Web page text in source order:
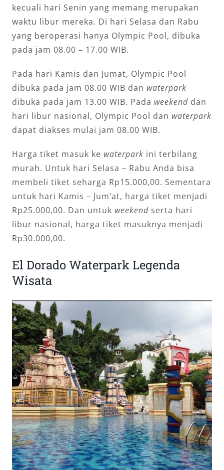
kecuali hari Senin yang memang merupakan
waktu libur mereka. Di hari Selasa dan Rabu
yang beroperasi hanya Olympic Pool, dibuka
pada jam 08.00 – 17.00 WIB.
Pada hari Kamis dan Jumat, Olympic Pool
dibuka pada jam 08.00 WIB dan waterpark
dibuka pada jam 13.00 WIB. Pada weekend dan
hari libur nasional, Olympic Pool dan waterpark
dapat diakses mulai jam 08.00 WIB.
Harga tiket masuk ke waterpark ini terbilang
murah. Untuk hari Selasa – Rabu Anda bisa
membeli tiket seharga Rp15.000,00. Sementara
untuk hari Kamis – Jum’at, harga tiket menjadi
Rp25.000,00. Dan untuk weekend serta hari
libur nasional, harga tiket masuknya menjadi
Rp30.000,00.
El Dorado Waterpark Legenda
Wisata